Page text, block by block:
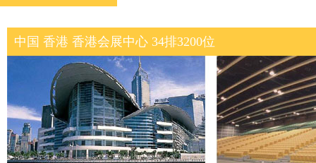
中国 香港 香港会展中心 34排3200位